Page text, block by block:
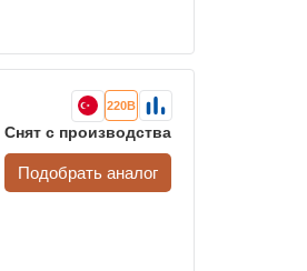
220В
Снят с производства
Подобрать аналог